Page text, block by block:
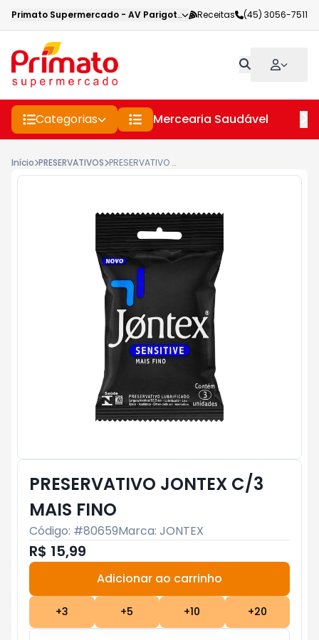
Primato Supermercado - AV Parigot de Souza,Toledo-PR
Receitas (45) 3056-7511
Categorias Mercearia Saudável
Início PRESERVATIVOS PRESERVATIVO JONTEX C/3 MAIS FINO
PRESERVATIVO JONTEX C/3
MAIS FINO
Código: #80659Marca: JONTEX
R$ 15,99
Adicionar ao carrinho
+3 +5 +10 +20